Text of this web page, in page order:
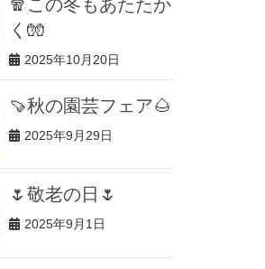
🧣この冬もあたたか
く🧤
2025年10月20日
🍠秋の園芸フェア🌰
2025年9月29日
🌷敬老の日🌷
2025年9月1日